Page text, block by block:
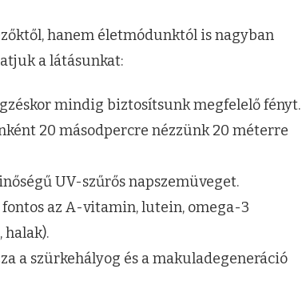
hanem életmódunktól is nagyban
a látásunkat:
mindig biztosítsunk megfelelő fényt.
20 másodpercre nézzünk 20 méterre
UV-szűrős napszemüveget.
fontos az A-vitamin, lutein, omega-3
halak).
a szürkehályog és a makuladegeneráció